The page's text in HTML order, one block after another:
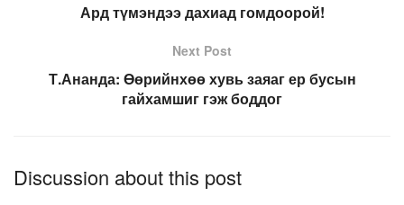
Ард түмэндээ дахиад гомдоорой!
Next Post
Т.Ананда: Өөрийнхөө хувь заяаг ер бусын
гайхамшиг гэж боддог
Discussion about this post